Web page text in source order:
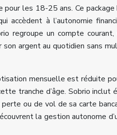
les 18-25 ans. Ce package
à l’autonomie
regroupe un compte courant,
argent au quotidien sans
mensuelle est réduite
tranche d’âge. Sobrio inclut
ou de vol de sa carte
la gestion autonome